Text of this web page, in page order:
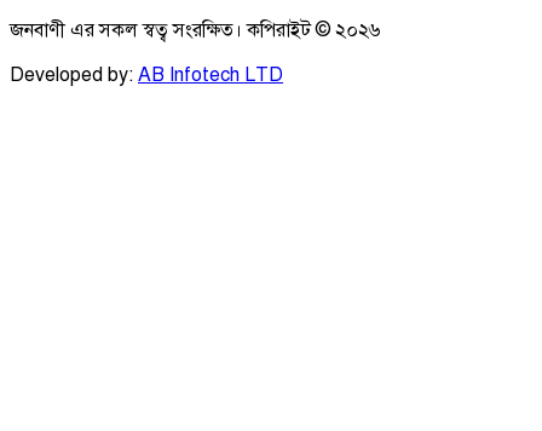
জনবাণী এর সকল স্বত্ব সংরক্ষিত। কপিরাইট © ২০২৬
Developed by: AB Infotech LTD